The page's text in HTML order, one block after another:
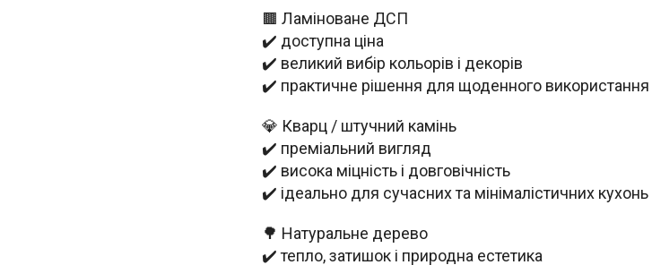
🟫 Ламіноване ДСП
✔️ доступна ціна
✔️ великий вибір кольорів і декорів
✔️ практичне рішення для щоденного використання
💎 Кварц / штучний камінь
✔️ преміальний вигляд
✔️ висока міцність і довговічність
✔️ ідеально для сучасних та мінімалістичних кухонь
🌳 Натуральне дерево
✔️ тепло, затишок і природна естетика